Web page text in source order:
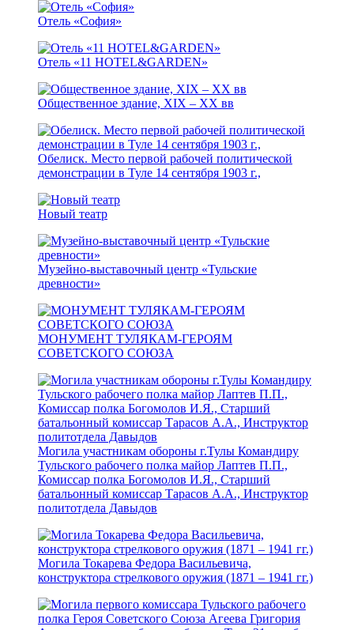
Отель «София»
Отель «11 HOTEL&GARDEN»
Общественное здание, XIX – XX вв
Обелиск. Место первой рабочей политической
демонстрации в Туле 14 сентября 1903 г.,
Новый театр
Музейно-выставочный центр «Тульские
древности»
МОНУМЕНТ ТУЛЯКАМ-ГЕРОЯМ
СОВЕТСКОГО СОЮЗА
Могила участникам обороны г.Тулы Командиру
Тульского рабочего полка майор Лаптев П.П.,
Комиссар полка Богомолов И.Я., Старший
батальонный комиссар Тарасов А.А., Инструктор
политотдела Давыдов
Могила Токарева Федора Васильевича,
конструктора стрелкового оружия (1871 – 1941 гг.)